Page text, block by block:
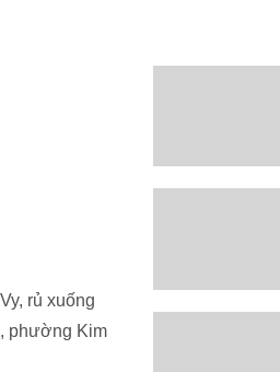
rủ xuống
phường Kim